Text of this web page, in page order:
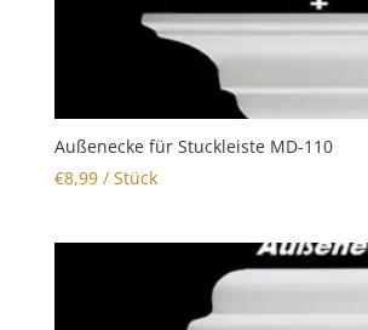
Außenecke für Stuckleiste MD-110
€8,99/ Stück